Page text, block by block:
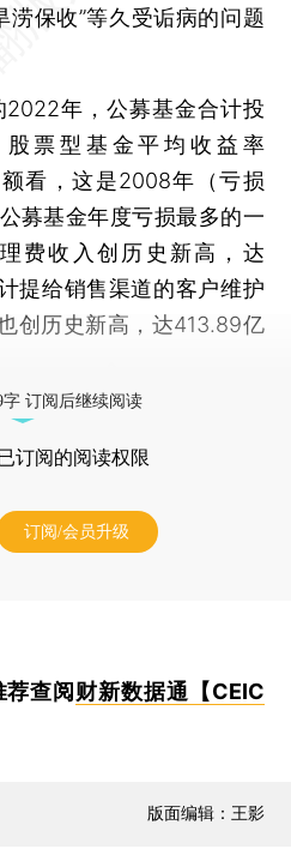
涝保收”等久受诟病的问题
年，公募基金合计投
股票型基金平均收益率
看，这是2008年（亏损
募基金年度亏损最多的一
费收入创历史新高，达
提给销售渠道的客户维护
创历史新高，达413.89亿
字 订阅后继续阅读
订阅的阅读权限
订阅/会员升级
荐查阅财新数据通【CEIC
版面编辑：王影